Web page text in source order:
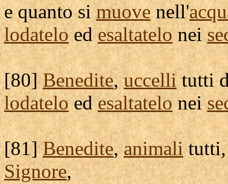
e quanto simuovenell'
lodateloedesaltatelonei
[80]Benedite,uccellitutti
lodateloedesaltatelonei
[81]Benedite,animali
Signore,